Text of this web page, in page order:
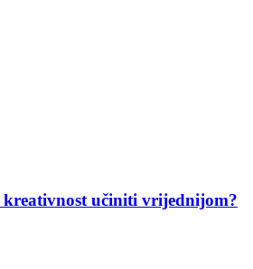
učiniti vrijednijom?